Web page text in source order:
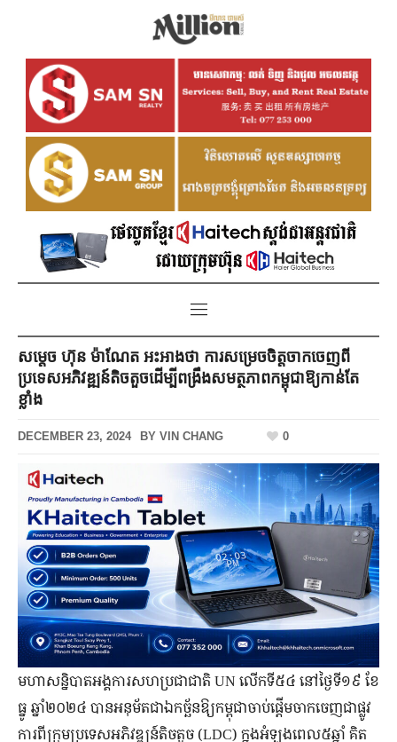
សម្តេច ហ៊ុន ម៉ាណែត អះអាងថា ការសម្រេចចិត្តចាកចេញពី
ប្រទេសអភិវឌ្ឍន៍តិចតួចដើម្បីពង្រឹងសមត្ថភាពកម្ពុជាឱ្យកាន់តែ
ខ្លាំង
DECEMBER 23, 2024 BY VIN CHANG 0
មហា​សន្និបាត​អង្គការ​សហ​ប្រជា​ជាតិ UN ​លើក​ទី​៥៤ នៅ​ថ្ងៃ​ទី​១៩​ ខែ​
ធ្នូ ឆ្នាំ​២០២៤ ​បាន​អនុម័តជា​ឯកច្ឆ័ន​ឱ្យកម្ពុជា​ចាប់​ផ្តើម​ចាក​ចេញ​ជា​ផ្លូវ​
ការ​ពី​ក្រុម​ប្រទេស​អភិវឌ្ឍន៍​តិច​តួច​ (LDC) ក្នុង​អំឡុង​ពេល​៥​ឆ្នាំ ​គិត​